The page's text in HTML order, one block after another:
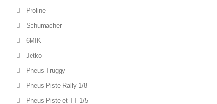
Proline
Schumacher
6MIK
Jetko
Pneus Truggy
Pneus Piste Rally 1/8
Pneus Piste et TT 1/5